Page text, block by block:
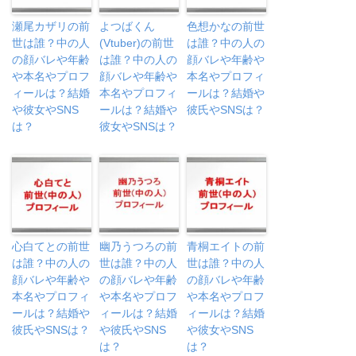
瀬尾カザリの前
世は誰？中の人
の顔バレや年齢
や本名やプロフ
ィールは？結婚
や彼女やSNS
は？
よつばくん
(Vtuber)の前世
は誰？中の人の
顔バレや年齢や
本名やプロフィ
ールは？結婚や
彼女やSNSは？
色想かなの前世
は誰？中の人の
顔バレや年齢や
本名やプロフィ
ールは？結婚や
彼氏やSNSは？
心白てとの前世
は誰？中の人の
顔バレや年齢や
本名やプロフィ
ールは？結婚や
彼氏やSNSは？
幽乃うつろの前
世は誰？中の人
の顔バレや年齢
や本名やプロフ
ィールは？結婚
や彼氏やSNS
は？
青桐エイトの前
世は誰？中の人
の顔バレや年齢
や本名やプロフ
ィールは？結婚
や彼女やSNS
は？